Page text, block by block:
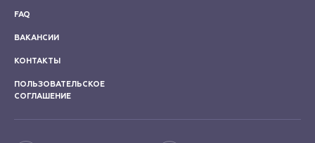
FAQ
ВАКАНСИИ
КОНТАКТЫ
ПОЛЬЗОВАТЕЛЬСКОЕ
СОГЛАШЕНИЕ